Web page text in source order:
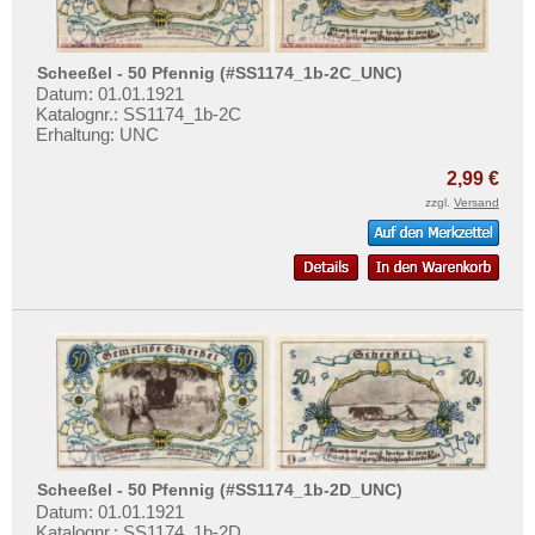
Schobüll
Schönberg
Schönecken-Wetteldorf
Schopfheim
Schweich
Schweinfurt
Schwenningen
Schwepnitz
Sebnitz
Testbanknoten
Banknotenbriefe
Kataloge
Aufbewahrung
Informationen
Preislisten
Ankauf
Erhaltungsgrade
Gratisbanknoten
FAQ
Scheeßel - 50 Pfennig (#SS1174_1b-2C_UNC)
Datum: 01.01.1921
Katalognr.: SS1174_1b-2C
Erhaltung: UNC
2,99 €
zzgl. Versand
Scheeßel - 50 Pfennig (#SS1174_1b-2D_UNC)
Datum: 01.01.1921